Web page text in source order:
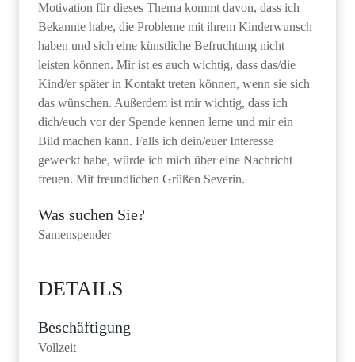
Motivation für dieses Thema kommt davon, dass ich
Bekannte habe, die Probleme mit ihrem Kinderwunsch
haben und sich eine künstliche Befruchtung nicht
leisten können. Mir ist es auch wichtig, dass das/die
Kind/er später in Kontakt treten können, wenn sie sich
das wünschen. Außerdem ist mir wichtig, dass ich
dich/euch vor der Spende kennen lerne und mir ein
Bild machen kann. Falls ich dein/euer Interesse
geweckt habe, würde ich mich über eine Nachricht
freuen. Mit freundlichen Grüßen Severin.
Was suchen Sie?
Samenspender
DETAILS
Beschäftigung
Vollzeit